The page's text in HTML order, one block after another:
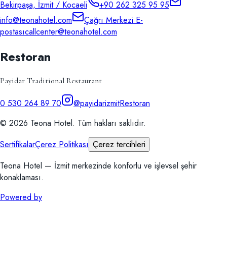
Bekirpaşa, İzmit / Kocaeli
+90 262 325 95 95
info@teonahotel.com
Çağrı Merkezi E-
postasıcallcenter@teonahotel.com
Restoran
Payidar Traditional Restaurant
0 530 264 89 70 @payidarizmitRestoran
© 2026 Teona Hotel. Tüm hakları saklıdır.
SertifikalarÇerez Politikası Çerez tercihleri
Teona Hotel — İzmit merkezinde konforlu ve işlevsel şehir
konaklaması.
Powered by